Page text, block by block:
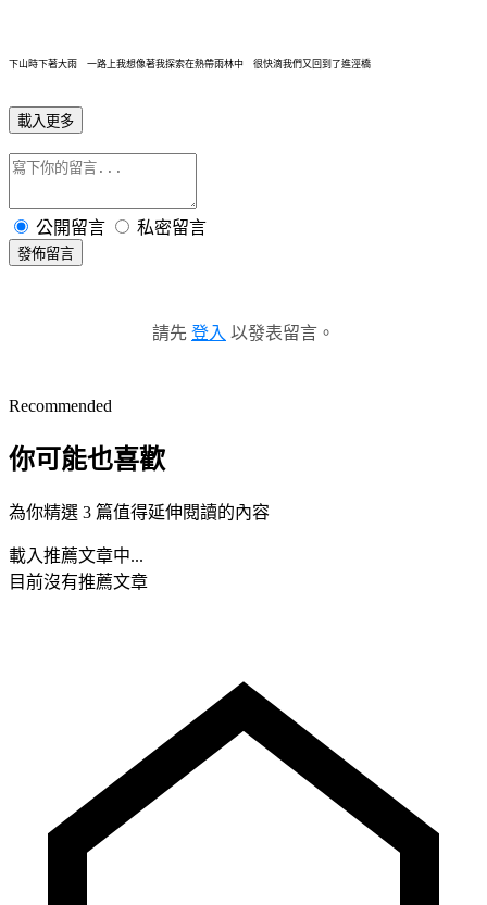
下山時下著大雨 一路上我想像著我探索在熱帶雨林中 很快滴我們又回到了進涇橋
載入更多
公開留言 私密留言
發佈留言
請先 登入 以發表留言。
Recommended
你可能也喜歡
為你精選 3 篇值得延伸閱讀的內容
載入推薦文章中...
目前沒有推薦文章